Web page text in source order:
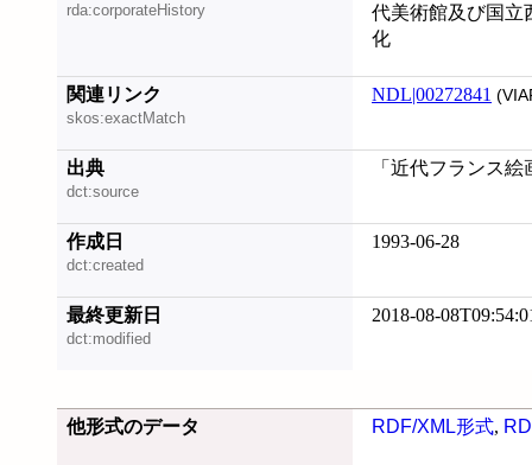
rda:corporateHistory
代美術館及び国立
化
関連リンク
skos:exactMatch
NDL|00272841
出典
dct:source
「近代フランス
作成日
dct:created
1993-06-28
最終更新日
dct:modified
2018-08-
他形式のデータ RDF/XML形式,